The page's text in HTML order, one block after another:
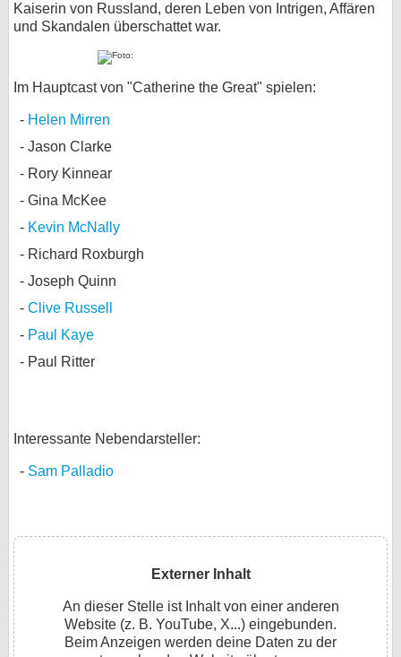
Kaiserin von Russland, deren Leben von Intrigen, Affären
und Skandalen überschattet war.
Im Hauptcast von "Catherine the Great" spielen:
Helen Mirren
Jason Clarke
Rory Kinnear
Gina McKee
Kevin McNally
Richard Roxburgh
Joseph Quinn
Clive Russell
Paul Kaye
Paul Ritter
Interessante Nebendarsteller:
Sam Palladio
Externer Inhalt
An dieser Stelle ist Inhalt von einer anderen
Website (z. B. YouTube, X...) eingebunden.
Beim Anzeigen werden deine Daten zu der